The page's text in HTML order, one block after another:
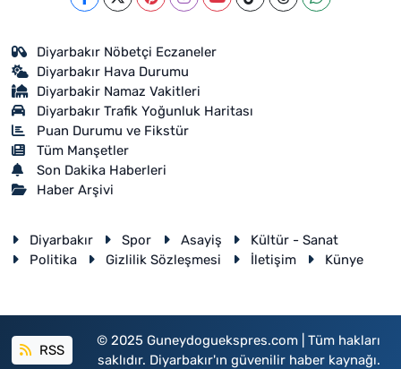
Diyarbakır Nöbetçi Eczaneler
Diyarbakır Hava Durumu
Diyarbakir Namaz Vakitleri
Diyarbakır Trafik Yoğunluk Haritası
Puan Durumu ve Fikstür
Tüm Manşetler
Son Dakika Haberleri
Haber Arşivi
Diyarbakır Spor Asayiş
Kültür - Sanat
Politika
Gizlilik Sözleşmesi İletişim Künye
RSS
© 2025 Guneydoguekspres.com | Tüm hakları
saklıdır. Diyarbakır'ın güvenilir haber kaynağı.